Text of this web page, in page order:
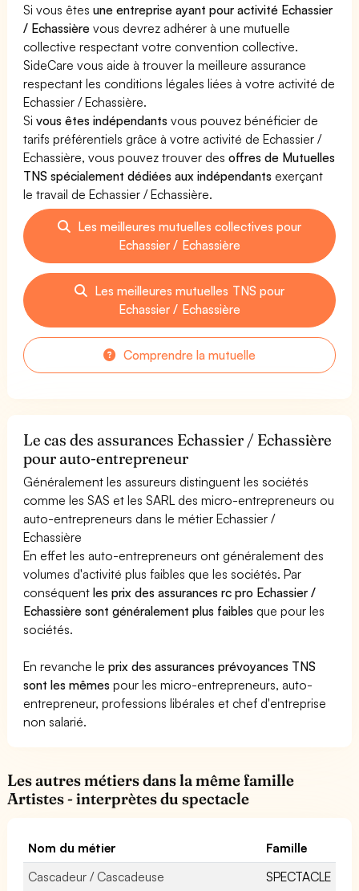
Si vous êtesune entreprise ayant pour activité Echassier
/ Echassière vous devrez adhérer à une mutuelle
collective respectant votre convention collective.
SideCare vous aide à trouver la meilleure assurance
respectant les conditions légales liées à votre activité de
Echassier / Echassière.
Sivous êtes indépendants vous pouvez bénéficier de
tarifs préférentiels grâce à votre activité de Echassier /
Echassière, vous pouvez trouver desoffres de Mutuelles
TNS spécialement dédiées aux indépendants exerçant
le travail de Echassier / Echassière.
Les meilleures mutuelles collectives pour
Echassier / Echassière
Les meilleures mutuelles TNS pour
Echassier / Echassière
Comprendre la mutuelle
Le cas des assurances Echassier / Echassière
pour auto-entrepreneur
Généralement les assureurs distinguent les sociétés
comme les SAS et les SARL des micro-entrepreneurs ou
auto-entrepreneurs dans le métier Echassier /
Echassière
En effet les auto-entrepreneurs ont généralement des
volumes d'activité plus faibles que les sociétés. Par
conséquentles prix des assurances rc pro Echassier /
Echassière sont généralement plus faibles que pour les
sociétés.
En revanche leprix des assurances prévoyances TNS
sont les mêmes pour les micro-entrepreneurs, auto-
entrepreneur, professions libérales et chef d'entreprise
non salarié.
Les autres métiers dans la même famille
Artistes - interprètes du spectacle
Nom du métier
Famille
Cascadeur / Cascadeuse
SPECTACLE